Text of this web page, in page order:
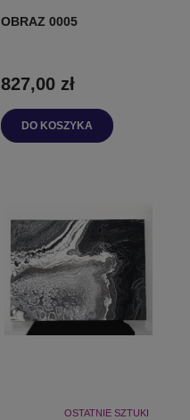
OBRAZ 0005
827,00 zł
DO KOSZYKA
OSTATNIE SZTUKI